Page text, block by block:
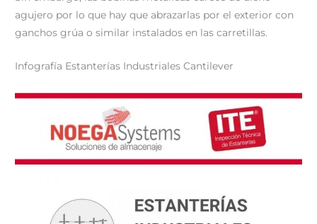
agujero por lo que hay que abrazarlas por el exterior con
ganchos grúa o similar instalados en las carretillas.
Infografía Estanterías Industriales Cantilever